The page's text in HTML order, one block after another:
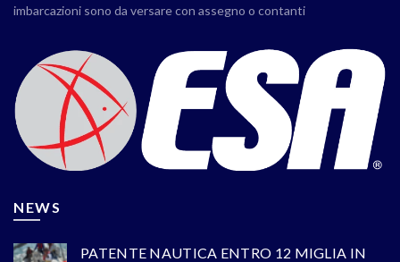
imbarcazioni sono da versare con assegno o contanti
NEWS
PATENTE NAUTICA ENTRO 12 MIGLIA IN